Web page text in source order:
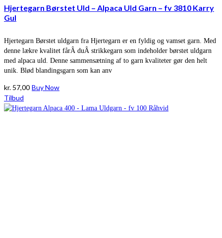
Hjertegarn Børstet Uld – Alpaca Uld Garn – fv 3810 Karry
Gul
Hjertegarn Børstet uldgarn fra Hjertegarn er en fyldig og vamset garn. Med
denne lækre kvalitet fårÂ duÂ strikkegarn som indeholder børstet uldgarn
med alpaca uld. Denne sammensætning af to garn kvaliteter gør den helt
unik. Blød blandingsgarn som kan anv
kr. 57,00 Buy Now
Tilbud